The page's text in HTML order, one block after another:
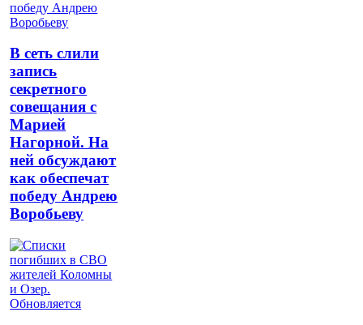
В сеть слили
запись
секретного
совещания с
Марией
Нагорной. На
ней обсуждают
как обеспечат
победу Андрею
Воробьеву